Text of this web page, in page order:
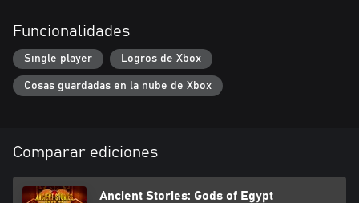
Funcionalidades
Single player Logros de Xbox
Cosas guardadas en la nube de Xbox
Comparar ediciones
Ancient Stories: Gods of Egypt